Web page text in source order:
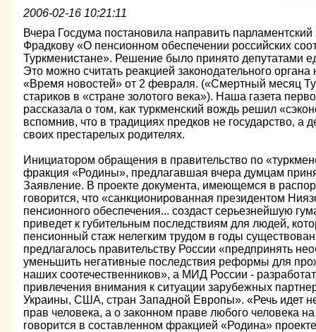
2006-02-16 10:21:11
Вчера Госдума постановила направить
Фрадкову «О пенсионном обеспечении российских
Туркменистане». Решение было принято депутатами
Это можно считать реакцией законодательного органа
«Время новостей» от 2 февраля. («Смертный месяц
стариков в «стране золотого века»). Наша газета
рассказала о том, как туркменский вождь решил
вспомнив, что в традициях предков не государство, а
своих престарелых родителях.
Инициатором обращения в правительство по
фракция «Родины», предлагавшая вчера думцам
Заявление. В проекте документа, имеющемся в
говорится, что «санкционированная президентом
пенсионного обеспечения... создаст серьезнейшую
приведет к губительным последствиям для людей,
пенсионный стаж нелегким трудом в годы
предлагалось правительству России «предпринять
уменьшить негативные последствия реформы для
наших соотечественников», а МИД России -
привлечения внимания к ситуации зарубежных
Украины, США, стран Западной Европы». «Речь идет
прав человека, а о законном праве любого человека
говорится в составленном фракцией «Родина»